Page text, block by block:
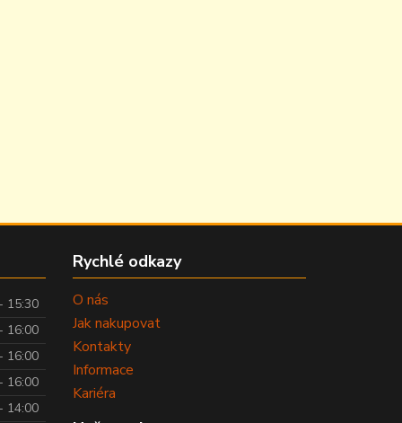
15:30
16:00
16:00
16:00
14:00
Rychlé odkazy
O nás
Jak nakupovat
Kontakty
Informace
Kariéra